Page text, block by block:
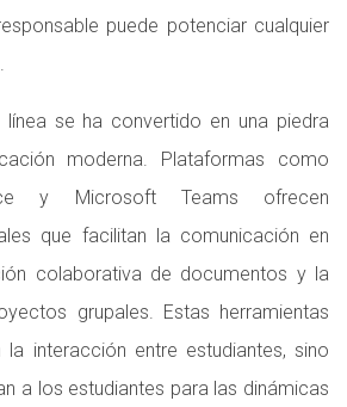
puede potenciar cualquier
se ha convertido en una piedra
moderna. Plataformas como
y Microsoft Teams ofrecen
que facilitan la comunicación en
colaborativa de documentos y la
grupales. Estas herramientas
interacción entre estudiantes, sino
a los estudiantes para las dinámicas